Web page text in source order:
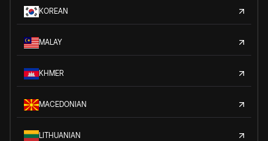
KOREAN
MALAY
KHMER
MACEDONIAN
LITHUANIAN